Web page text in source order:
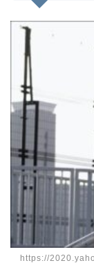
https://